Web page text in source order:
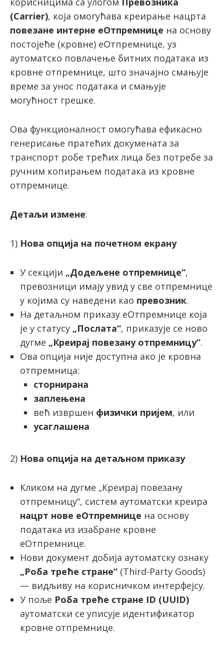
(Carrier), која омогућава креирање нацрта
повезане интерне еОтпремнице на основу
постојеће (кровне) еОтпремнице, уз
аутоматско повлачење битних података из
кровне отпремнице, што значајно смањује
време за унос података и смањује
могућност грешке.
Ова функционалност омогућава ефикасно
генерисање пратећих докумената за
транспорт робе трећих лица без потребе за
ручним копирањем података из кровне
отпремнице.
Детаљи измене:
1) Нова опција на почетном екрану
У секцији „Додељене отпремнице“,
превозници имају увид у све отпремнице
у којима су наведени као превозник.
На детаљном приказу еОтпремнице која
је у статусу „Послата“, приказује се ново
дугме „Креирај повезану отпремницу“.
Ова опција није доступна ако је кровна
отпремница:
сторнирана
заплењена
већ извршен физички пријем, или
усаглашена
2) Нова опција на детаљном приказу
Кликом на дугме „Креирај повезану
отпремницу“, систем аутоматски креира
нацрт нове еОтпремнице на основу
података из изабране кровне
еОтпремнице.
Нови документ добија аутоматску ознаку
„Роба треће стране“ (Third-Party Goods)
— видљиву на корисничком интерфејсу.
У поље Роба треће стране ID (UUID)
аутоматски се уписује идентификатор
кровне отпремнице.